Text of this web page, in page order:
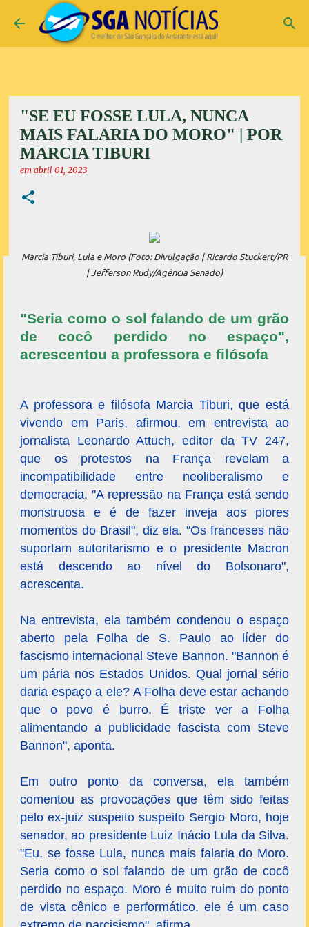
Pular para o conteúdo principal
"SE EU FOSSE LULA, NUNCA
MAIS FALARIA DO MORO" | POR
MARCIA TIBURI
em abril 01, 2023
Marcia Tiburi, Lula e Moro (Foto: Divulgação | Ricardo Stuckert/PR
| Jefferson Rudy/Agência Senado)
"Seria como o sol falando de um grão
de cocô perdido no espaço",
acrescentou a professora e filósofa
A professora e filósofa Marcia Tiburi, que está
vivendo em Paris, afirmou, em entrevista ao
jornalista Leonardo Attuch, editor da TV 247,
que os protestos na França revelam a
incompatibilidade entre neoliberalismo e
democracia. "A repressão na França está sendo
monstruosa e é de fazer inveja aos piores
momentos do Brasil", diz ela. "Os franceses não
suportam autoritarismo e o presidente Macron
está descendo ao nível do Bolsonaro",
acrescenta.
Na entrevista, ela também condenou o espaço
aberto pela Folha de S. Paulo ao líder do
fascismo internacional Steve Bannon. "Bannon é
um pária nos Estados Unidos. Qual jornal sério
daria espaço a ele? A Folha deve estar achando
que o povo é burro. É triste ver a Folha
alimentando a publicidade fascista com Steve
Bannon", aponta.
Em outro ponto da conversa, ela também
comentou as provocações que têm sido feitas
pelo ex-juiz suspeito suspeito Sergio Moro, hoje
senador, ao presidente Luiz Inácio Lula da Silva.
"Eu, se fosse Lula, nunca mais falaria do Moro.
Seria como o sol falando de um grão de cocô
perdido no espaço. Moro é muito ruim do ponto
de vista cênico e performático. ele é um caso